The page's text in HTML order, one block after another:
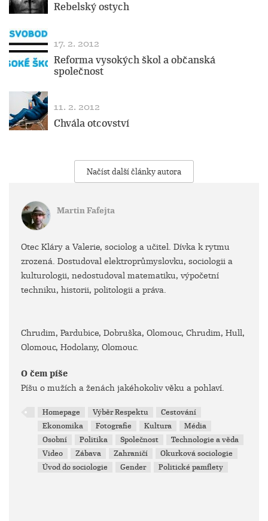
Rebelský ostych
17. 2. 2012
Reforma vysokých škol a občanská
společnost
11. 2. 2012
Chvála otcovství
Načíst další články autora
Martin Fafejta
Otec Kláry a Valerie, sociolog a učitel. Dívka k rytmu
zrozená. Dostudoval elektroprůmyslovku, sociologii a
kulturologii, nedostudoval matematiku, výpočetní
techniku, historii, politologii a práva.
Chrudim, Pardubice, Dobruška, Olomouc, Chrudim, Hull,
Olomouc, Hodolany, Olomouc.
O čem píše
Píšu o mužích a ženách jakéhokoliv věku a pohlaví.
Homepage Výběr Respektu
Cestování
Ekonomika
Fotografie Kultura
Média
Osobní
Politika Společnost
Technologie a věda
Video
Zábava Zahraničí
Okurková sociologie
Úvod do sociologie
Gender Politické pamflety